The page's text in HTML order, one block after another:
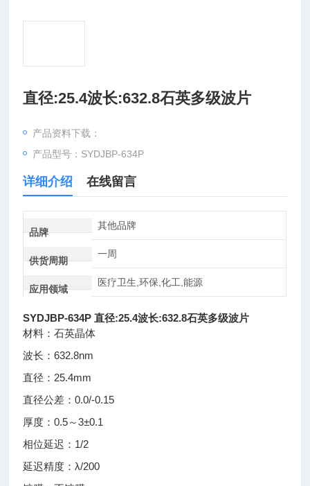
直径:25.4波长:632.8石英多级波片
产品资料下载：
产品型号：SYDJBP-634P
详细介绍 在线留言
品牌
其他品牌
供货周期
一周
应用领域
医疗卫生,环保,化工,能源
SYDJBP-634P直径:25.4波长:632.8石英多级波片
材料：石英晶体
波长：632.8nm
直径：25.4mm
直径公差：0.0/-0.15
厚度：0.5～3±0.1
相位延迟：1/2
延迟精度：λ/200